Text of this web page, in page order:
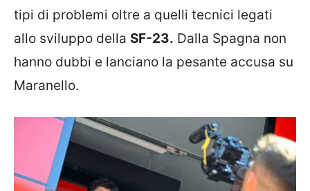
tipi di problemi oltre a quelli tecnici legati
allo sviluppo della SF-23. Dalla Spagna non
hanno dubbi e lanciano la pesante accusa su
Maranello.